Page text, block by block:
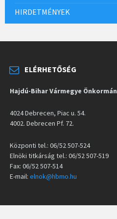
HIRDETMÉNYEK
ELÉRHETŐSÉG
Hajdú-Bihar Vármegye
4024 Debrecen, Piac u. 54.
4002. Debrecen Pf. 72.
Központi tel.: 06/52 507-524
Elnöki titkárság tel.: 06/52 507-519
Fax: 06/52 507-514
E-mail: elnok@hbmo.hu